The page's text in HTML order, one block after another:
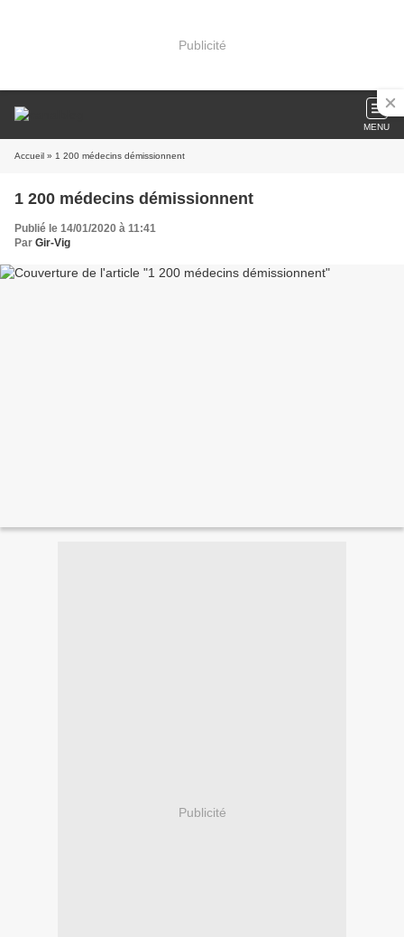
Publicité
MENU
Accueil » 1 200 médecins démissionnent
1 200 médecins démissionnent
Publié le 14/01/2020 à 11:41
Par Gir-Vig
Publicité